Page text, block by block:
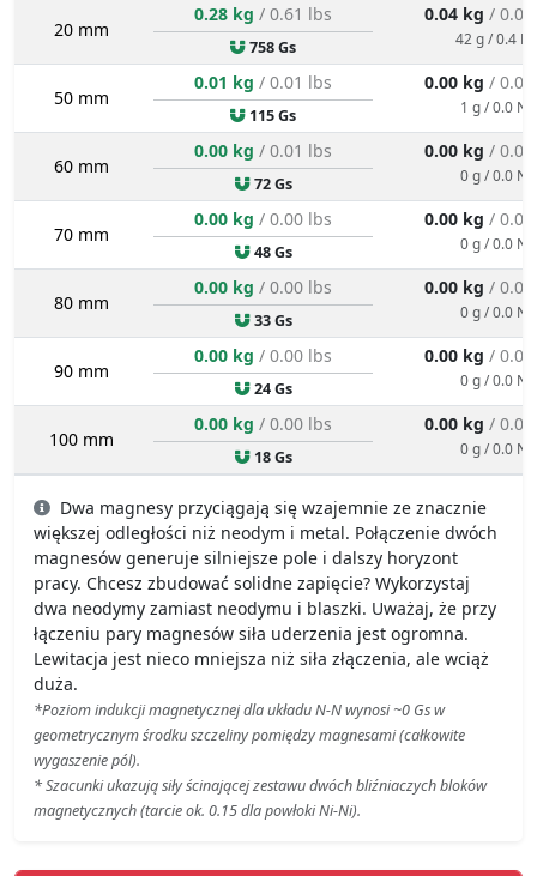
20 mm
0.28 kg / 0.61 lbs
758 Gs
0.04 kg /
42 g / 0.4 N
50 mm
0.01 kg / 0.01 lbs
115 Gs
0.00 kg /
1 g / 0.0 N
60 mm
0.00 kg / 0.01 lbs
72 Gs
0.00 kg /
0 g / 0.0 N
70 mm
0.00 kg / 0.00 lbs
48 Gs
0.00 kg /
0 g / 0.0 N
80 mm
0.00 kg / 0.00 lbs
33 Gs
0.00 kg /
0 g / 0.0 N
90 mm
0.00 kg / 0.00 lbs
24 Gs
0.00 kg /
0 g / 0.0 N
100 mm
0.00 kg / 0.00 lbs
18 Gs
0.00 kg /
0 g / 0.0 N
Dwa magnesy przyciągają się wzajemnie ze znacznie
większej odległości niż neodym i metal. Połączenie dwóch
magnesów generuje silniejsze pole i dalszy horyzont
pracy. Chcesz zbudować solidne zapięcie? Wykorzystaj
dwa neodymy zamiast neodymu i blaszki. Uważaj, że przy
łączeniu pary magnesów siła uderzenia jest ogromna.
Lewitacja jest nieco mniejsza niż siła złączenia, ale wciąż
duża.
*Poziom indukcji magnetycznej dla układu N-N wynosi ~0 Gs w
geometrycznym środku szczeliny pomiędzy magnesami (całkowite
wygaszenie pól).
* Szacunki ukazują siły ścinającej zestawu dwóch bliźniaczych bloków
magnetycznych (tarcie ok. 0.15 dla powłoki Ni-Ni).